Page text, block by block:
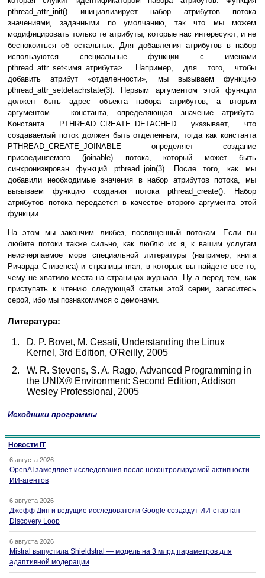
pthread_attr_init() инициализирует набор атрибутов потока
значениями, заданными по умолчанию, так что мы можем
модифицировать только те атрибуты, которые нас интересуют, и не
беспокоиться об остальных. Для добавления атрибутов в набор
используются специальные функции с именами
pthread_attr_set<имя_атрибута>. Например, для того, чтобы
добавить атрибут «отделенности», мы вызываем функцию
pthread_attr_setdetachstate(3). Первым аргументом этой функции
должен быть адрес объекта набора атрибутов, а вторым
аргументом – константа, определяющая значение атрибута.
Константа PTHREAD_CREATE_DETACHED указывает, что
создаваемый поток должен быть отделенным, тогда как константа
PTHREAD_CREATE_JOINABLE определяет создание
присоединяемого (joinable) потока, который может быть
синхронизирован функций pthread_join(3). После того, как мы
добавили необходимые значения в набор атрибутов потока, мы
вызываем функцию создания потока pthread_create(). Набор
атрибутов потока передается в качестве второго аргумента этой
функции.
На этом мы закончим ликбез, посвященный потокам. Если вы
любите потоки также сильно, как люблю их я, к вашим услугам
неисчерпаемое море специальной литературы (например, книга
Ричарда Стивенса) и страницы man, в которых вы найдете все то,
чему не хватило места на страницах журнала. Ну а перед тем, как
приступать к чтению следующей статьи этой серии, запаситесь
серой, ибо мы познакомимся с демонами.
Литература:
1.
D. P. Bovet, M. Cesati, Understanding the Linux
Kernel, 3rd Edition, O'Reilly, 2005
2.
W. R. Stevens, S. A. Rago, Advanced Programming in
the UNIX® Environment: Second Edition, Addison
Wesley Professional, 2005
Исходники программы
Новости IT
6 августа 2026
OpenAI замедляет исследования после неконтролируемой активности
ИИ-агентов
6 августа 2026
Джефф Дин и ведущие исследователи Google создадут ИИ-стартап
Discovery Loop
6 августа 2026
Mistral выпустила Shieldstral — модель на 3 млрд параметров для
адаптивной модерации